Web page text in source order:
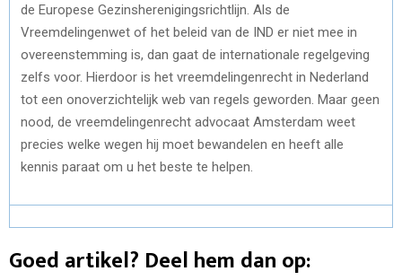
de Europese Gezinsherenigingsrichtlijn. Als de
Vreemdelingenwet of het beleid van de IND er niet mee in
overeenstemming is, dan gaat de internationale regelgeving
zelfs voor. Hierdoor is het vreemdelingenrecht in Nederland
tot een onoverzichtelijk web van regels geworden. Maar geen
nood, de vreemdelingenrecht advocaat Amsterdam weet
precies welke wegen hij moet bewandelen en heeft alle
kennis paraat om u het beste te helpen.
Goed artikel? Deel hem dan op: